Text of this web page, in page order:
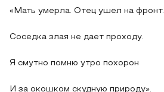
«Мать умерла. Отец ушел на фронт.
Соседка злая не дает проходу.
Я смутно помню утро похорон
И за окошком скудную природу».